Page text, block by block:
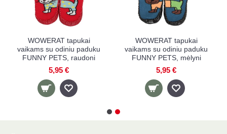
tapukai
su odiniu paduku
PETS, rožiniai
WOWERAT tapukai
vaikams su odiniu paduku
FUNNY PETS, geltoni
vaikams